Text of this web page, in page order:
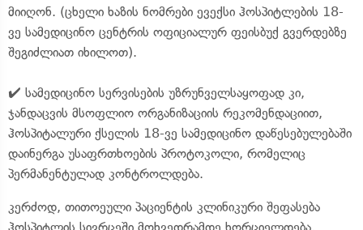
მიიღონ. (ცხელი ხაზის ნომრები ევექსი ჰოსპიტლების 18-
ვე სამედიცინო ცენტრის ოფიციალურ ფეისბუქ გვერდებზე
შეგიძლიათ იხილოთ).
✔️ სამედიცინო სერვისების უზრუნველსაყოფად კი,
ჯანდაცვის მსოფლიო ორგანიზაციის რეკომენდაციით,
ჰოსპიტალური ქსელის 18-ვე სამედიცინო დაწესებულებაში
დაინერგა უსაფრთხოების პროტოკოლი, რომელიც
პერმანენტულად კონტროლდება.
კერძოდ, თითოეული პაციენტის კლინიკური შეფასება